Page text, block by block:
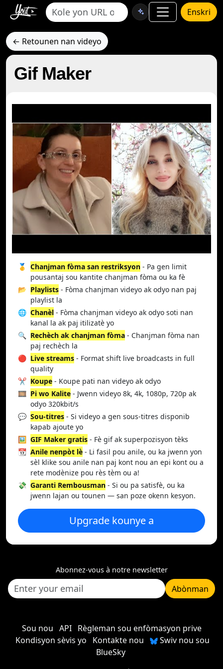
Enskri
← Retounen nan videyo
Gif Maker
🥇 Chanjman fòma san restriksyon - Pa gen limit
pousantaj sou kantite chanjman fòma ou ka fè
📂 Playlists - Fòma chanjman videyo ak odyo nan paj
playlist la
🌐 Chanèl - Fòma chanjman videyo ak odyo soti nan
kanal la ak paj itilizatè yo
🔍 Rechèch ak chanjman fòma - Chanjman fòma nan
paj rechèch la
🔴 Live streams - Format shift live broadcasts in full
quality
✂️ Koupe - Koupe pati nan videyo ak odyo
🎞️ Pi wo Kalite - Jwenn videyo 8k, 4k, 1080p, 720p ak
odyo 320kbit/s
💬 Sou-titres - Si videyo a gen sous-titres disponib
kapab ajoute yo
🖼️ GIF Maker gratis - Fè gif ak superpozisyon tèks
📆 Anile nenpòt lè - Li fasil pou anile, ou ka jwenn yon
sèl klike sou anile nan paj kont nou an epi kont ou a
rete modènize pou rès tèm ou a!
💸 Garanti Rembousman - Si ou pa satisfè, ou ka
jwenn lajan ou tounen — san poze okenn kesyon.
Upgrade kounye a
Abonnez-vous à notre newsletter
Abònman
Sou nou API
Règleman sou enfòmasyon prive
Kondisyon sèvis yo
Kontakte nou
Swiv nou sou
BlueSky